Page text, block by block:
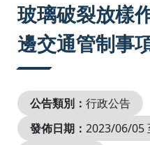
玻璃破裂放樣
邊交通管制事
公告類別： 行政公告
發佈日期： 2023/06/05